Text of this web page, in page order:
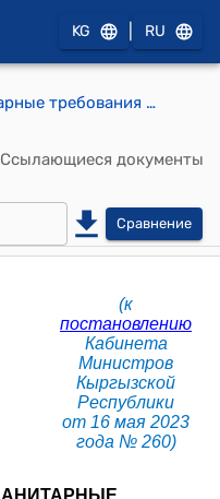
KG RU
Минимальные санитарные требования по безопасности условий пребывания детей при организации услуг дошкольного образования, предоставляемых в жилых помещениях индивидуальными предпринимателями (к постановлению Кабинета Министров КР от 16 мая 2023 года № 260)
Ссылающиеся документы
Сравнение